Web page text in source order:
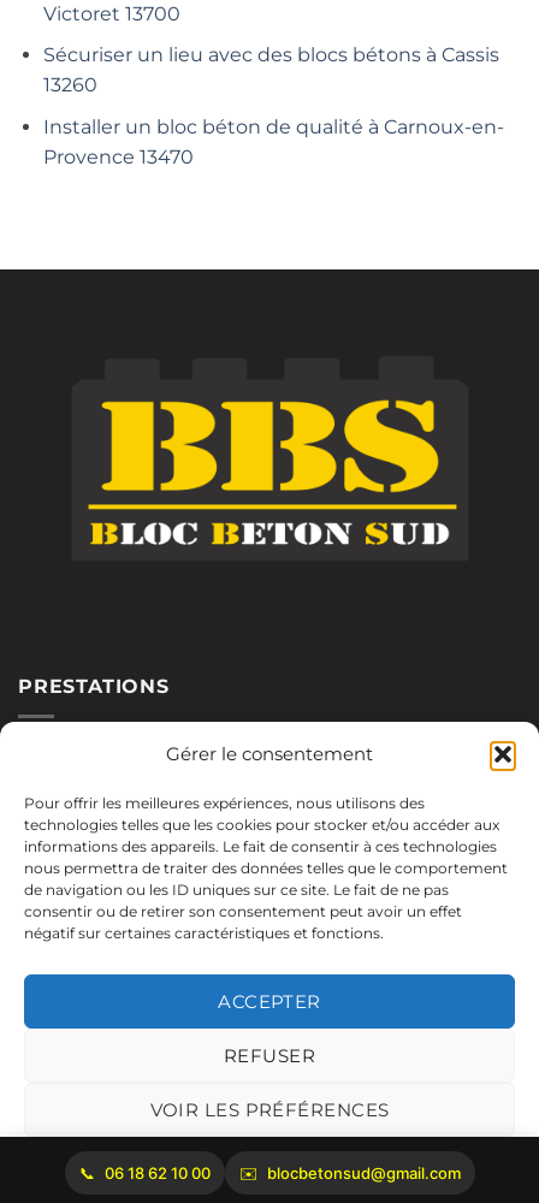
Gérer le consentement
Pour offrir les meilleures expériences, nous utilisons des
technologies telles que les cookies pour stocker et/ou accéder aux
informations des appareils. Le fait de consentir à ces technologies
nous permettra de traiter des données telles que le comportement
de navigation ou les ID uniques sur ce site. Le fait de ne pas
consentir ou de retirer son consentement peut avoir un effet
négatif sur certaines caractéristiques et fonctions.
ACCEPTER
REFUSER
VOIR LES PRÉFÉRENCES
Politique de cookies
Victoret 13700
Sécuriser un lieu avec des blocs bétons à Cassis
13260
Installer un bloc béton de qualité à Carnoux-en-
Provence 13470
PRESTATIONS
Réalisations
NOUS CONTACTER
blocbetonsud@gmail.com
2645 Route de Cadenet
Copyright 2026 ©Bloc Béton Sud
06 18 62 10 00 blocbetonsud@gmail.com